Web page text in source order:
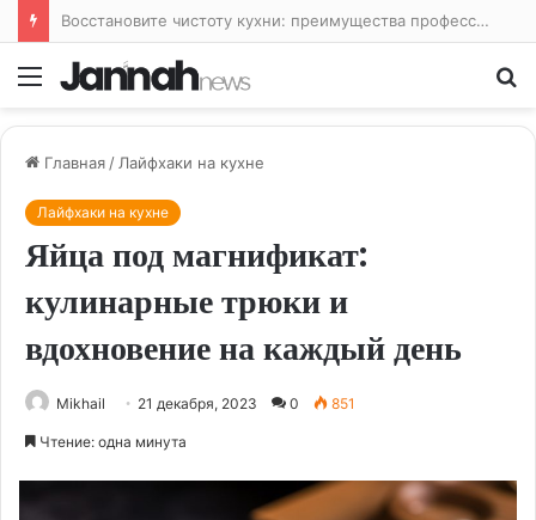
Восстановите чистоту кухни: преимущества профессиональной уборки
Меню
Главная / Лайфхаки на кухне
Лайфхаки на кухне
Яйца под магнификат:
кулинарные трюки и
вдохновение на каждый день
Mikhail 21 декабря, 2023 0 851
Чтение: одна минута